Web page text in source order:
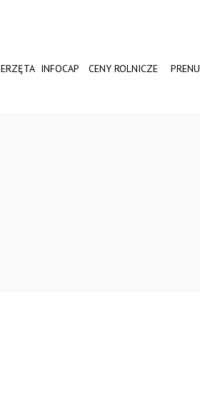
INFOCAP CENY ROLNICZE